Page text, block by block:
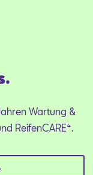
Wartung &
ReifenCARE⁴.